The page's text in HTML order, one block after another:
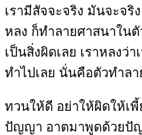
เรามีสัจจะจริง มันจะจริ
หลง ก็ทำลายศาสนาใน
เป็นสิ่งผิดเลย เราหลงว่
ทำไปเลย นั่นคือตัวทำล
ทวนให้ดี อย่าให้ผิดให้เ
ปัญญา อาตมาพูดด้วยปั